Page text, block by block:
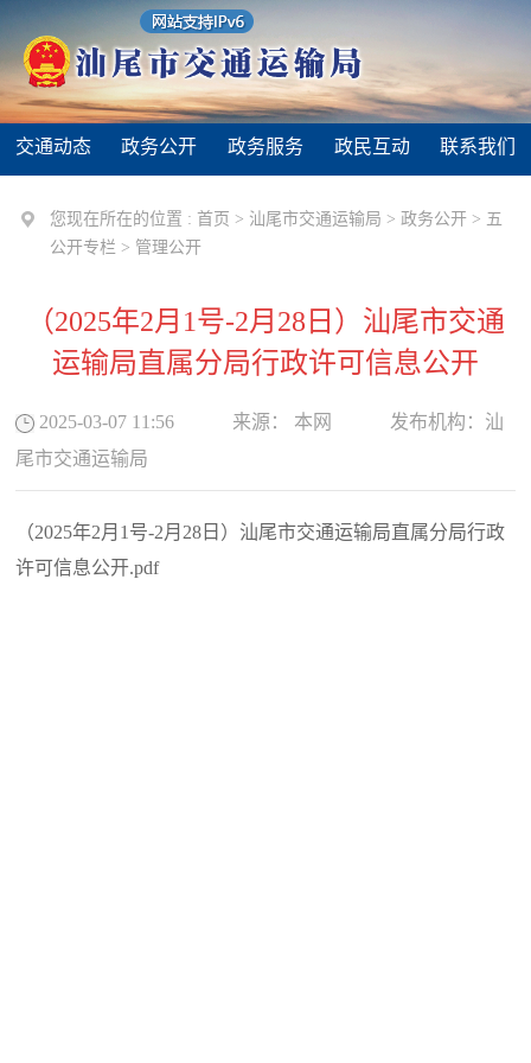
交通动态 政务公开 政务服务 政民互动 联系我们
您现在所在的位置 : 首页 > 汕尾市交通运输局 >政务公开 > 五
公开专栏 > 管理公开
（2025年2月1号-2月28日）汕尾市交通
运输局直属分局行政许可信息公开
2025-03-07 11:56 来源： 本网 发布机构： 汕
尾市交通运输局
（2025年2月1号-2月28日）汕尾市交通运输局直属分局行政
许可信息公开.pdf